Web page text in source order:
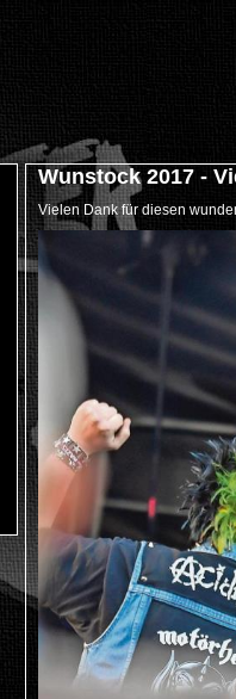
Wunstock 2017 -
Vielen Dank für diesen